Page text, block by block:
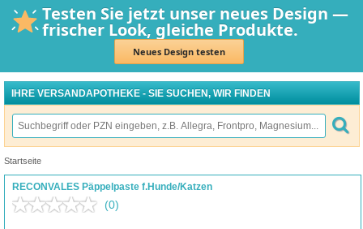
Testen Sie jetzt unser neues Design —
frischer Look, gleiche Produkte.
Neues Design testen
IHRE VERSANDAPOTHEKE - SIE SUCHEN, WIR FINDEN
Startseite
RECONVALES Päppelpaste f.Hunde/Katzen
(0)